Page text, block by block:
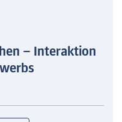
– Interaktion